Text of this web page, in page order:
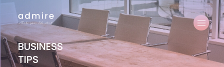
BUSINESS
TIPS